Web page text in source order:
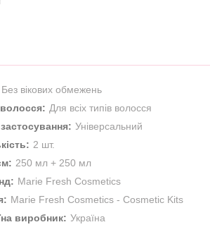
Без вікових обмежень
Для всіх типів волосся
Універсальний
2 шт.
250 мл + 250 мл
Marie Fresh Cosmetics
Marie Fresh Cosmetics - Cosmetic Kits
виробник: Україна